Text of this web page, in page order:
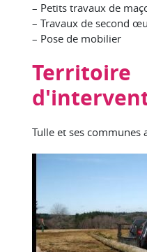
– Petits travaux de
– Travaux de second
– Pose de mobilier
Territoire
Tulle et ses communes